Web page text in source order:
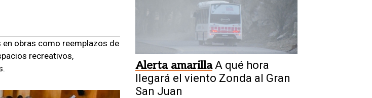
obras como reemplazos de
recreativos,
Alerta amarilla A qué hora
llegará el viento Zonda al Gran
San Juan